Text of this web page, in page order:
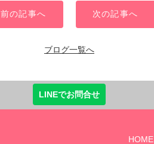
前の記事へ 次の記事へ
ブログ一覧へ
LINEでお問合せ
HOME